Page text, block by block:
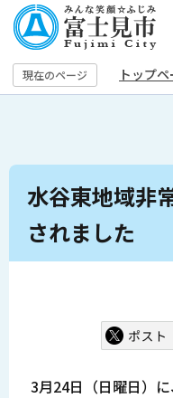
の
ペ
ー 現在のページ トップ
本
か
水谷東地域非
されました
3月24日（日曜日）